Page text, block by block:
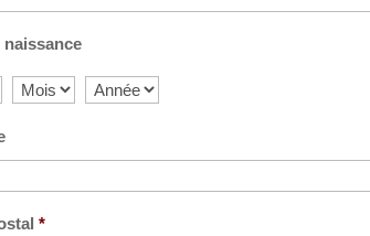
naissance
*